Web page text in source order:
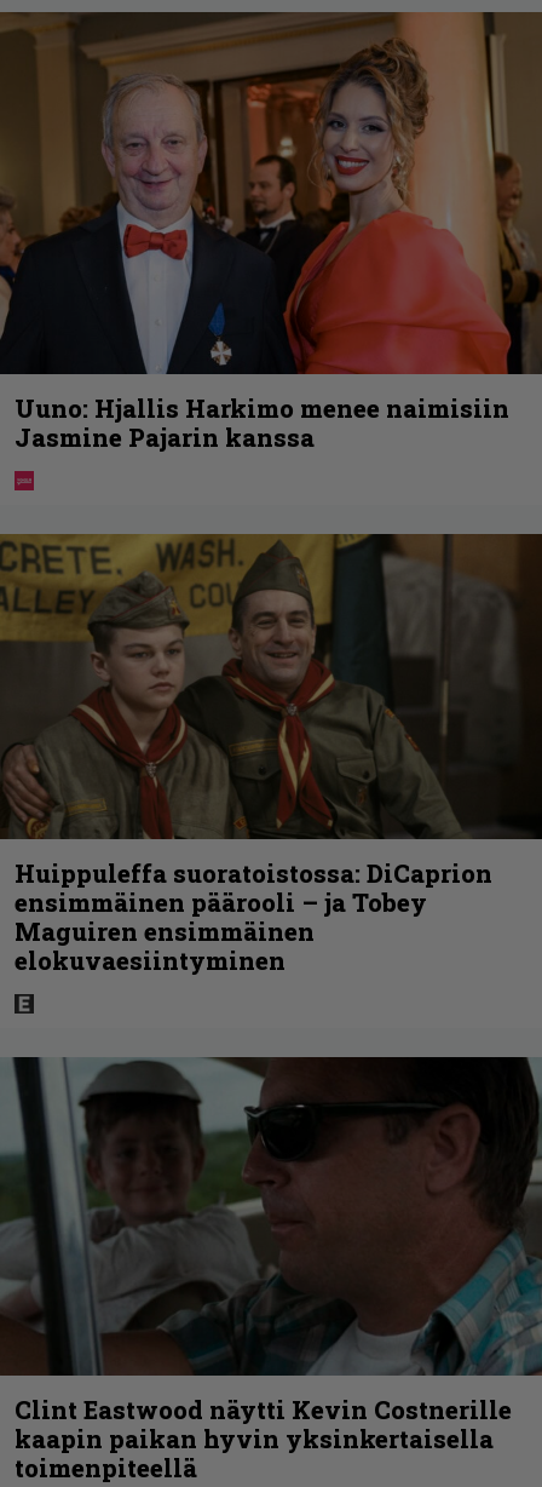
Uuno: Hjallis Harkimo menee naimisiin
Jasmine Pajarin kanssa
Huippuleffa suoratoistossa: DiCaprion
ensimmäinen päärooli – ja Tobey
Maguiren ensimmäinen
elokuvaesiintyminen
Clint Eastwood näytti Kevin Costnerille
kaapin paikan hyvin yksinkertaisella
toimenpiteellä